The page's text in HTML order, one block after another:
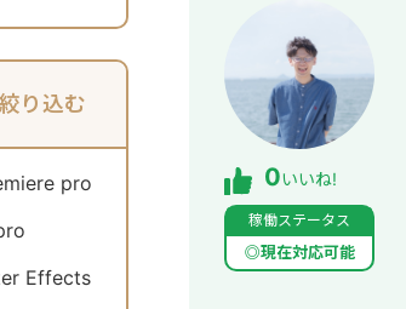
り込む
pro
Effects
0いいね!
稼働ステータス
◎現在対応可能